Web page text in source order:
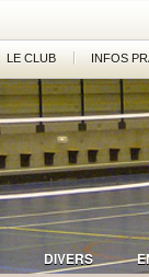
LE CLUB INFOS
DIVERS